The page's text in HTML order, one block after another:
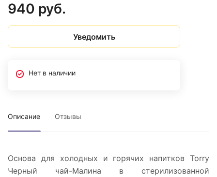
940 руб.
Уведомить
Нет в наличии
Описание Отзывы
Основа для холодных и горячих напитков Torry
Черный чай-Малина в стерилизованной